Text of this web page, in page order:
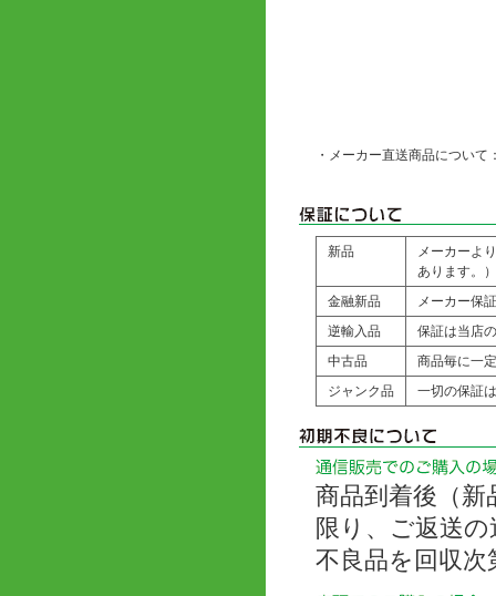
・メーカー直送商品について
新品
メーカーよ
あります。）
金融新品
メーカー保
逆輸入品
保証は当店
中古品
商品毎に一
ジャンク品
一切の保証
商品到着後（新
限り、ご返送
不良品を回収